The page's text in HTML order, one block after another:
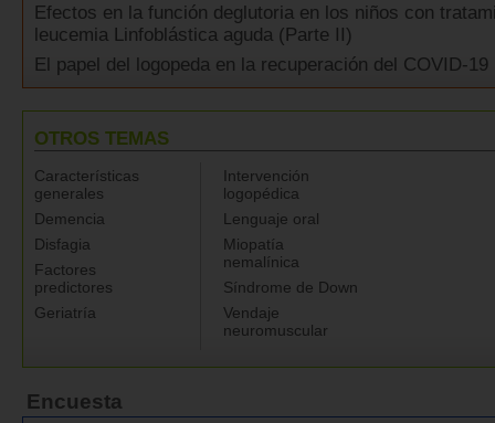
Efectos en la función deglutoria en los niños con
leucemia Linfoblástica aguda (Parte II)
El papel del logopeda en la recuperación del COVID-19
OTROS TEMAS
Características
generales
Demencia
Disfagia
Factores
predictores
Geriatría
Intervención
logopédica
Lenguaje oral
Miopatía
nemalínica
Síndrome de Down
Vendaje
neuromuscular
Encuesta